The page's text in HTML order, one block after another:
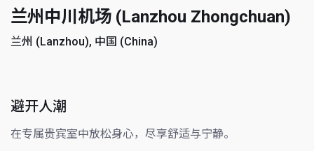
兰州中川机场 (Lanzhou Zhongchuan)
兰州 (Lanzhou), 中国 (China)
避开人潮
在专属贵宾室中放松身心，尽享舒适与宁静。